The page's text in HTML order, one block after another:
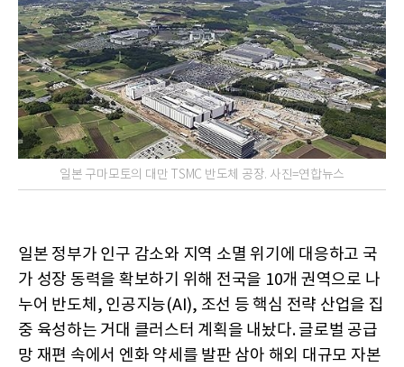
일본 구마모토의 대만 TSMC 반도체 공장. 사진=연합뉴스
일본 정부가 인구 감소와 지역 소멸 위기에 대응하고 국
가 성장 동력을 확보하기 위해 전국을 10개 권역으로 나
누어 반도체, 인공지능(AI), 조선 등 핵심 전략 산업을 집
중 육성하는 거대 클러스터 계획을 내놨다. 글로벌 공급
망 재편 속에서 엔화 약세를 발판 삼아 해외 대규모 자본